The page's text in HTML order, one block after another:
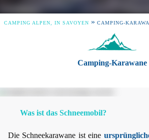
CAMPING ALPEN, IN SAVOYEN » CAMPING-
Camping-Karawane
Was ist das Schneemobil?
Die Schneekarawane ist eine